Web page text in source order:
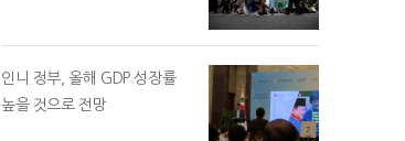
인니 정부, 올해 GDP 성장률
높을 것으로 전망